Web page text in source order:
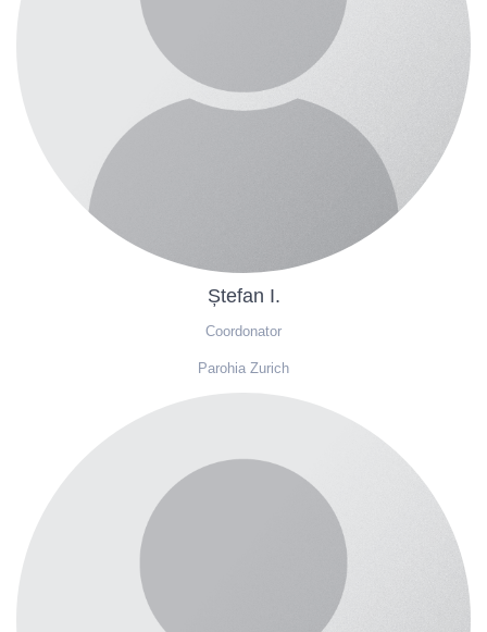
Ștefan I.
Coordonator
Parohia Zurich